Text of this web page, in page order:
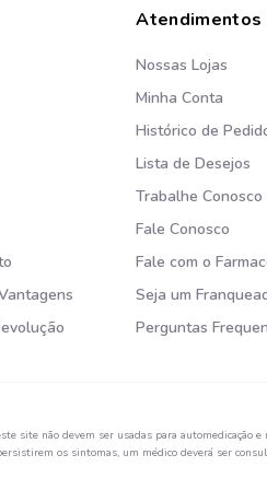
Atendimentos
Nossas Lojas
Minha Conta
Histórico de
Lista de Desejos
Trabalhe Conosco
Fale Conosco
Fale com o
Seja um
Perguntas
site não devem ser usadas para automedicação
os sintomas, um médico deverá ser